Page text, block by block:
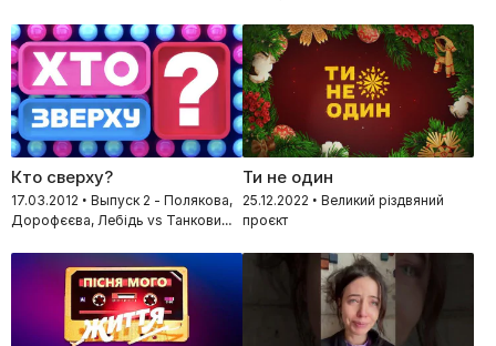
Кто сверху?
17.03.2012 • Выпуск 2 - Полякова,
Дорофєєва, Лебідь vs Танкович,
Ти не один
25.12.2022 • Великий різдвяний
проєкт